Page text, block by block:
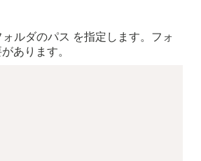
ルダのパス を指定します。フォ
あります。